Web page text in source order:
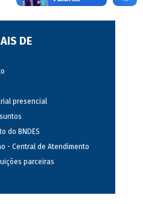
DE
presencial
do BNDES
- Central de Atendimento
parceiras